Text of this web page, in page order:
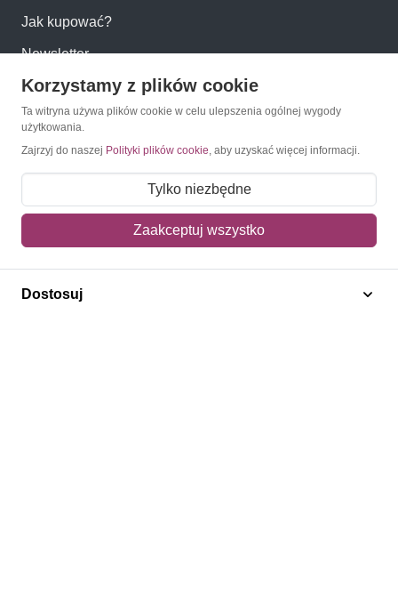
Jak kupować?
Newsletter
Konto
Moje konto
Mój koszyk
Adres dostawy
Korzystamy z plików cookie
Ta witryna używa plików cookie w celu ulepszenia ogólnej wygody
użytkowania.
Zajrzyj do naszej Polityki plików cookie, aby uzyskać więcej informacji.
Tylko niezbędne
Zaakceptuj wszystko
Dostosuj